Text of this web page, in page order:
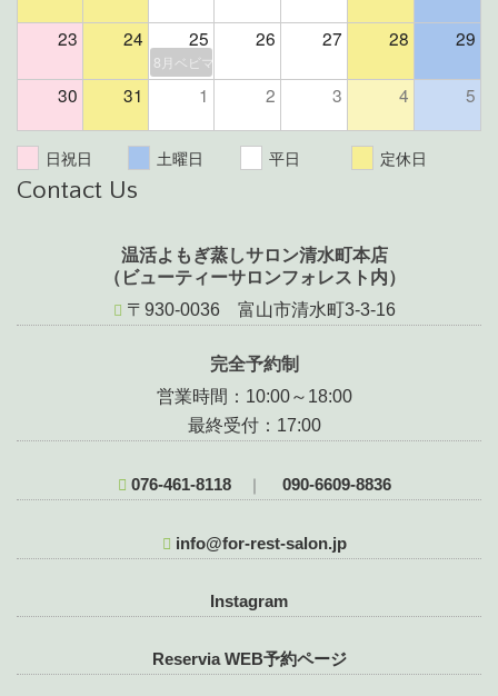
23 24 25 26 27 28 29
8月ベビマ＆よもぎ蒸しイベント（残席２組様）
30 31 1 2 3 4 5
日祝日 土曜日 平日 定休日
Contact Us
温活よもぎ蒸しサロン清水町本店
（ビューティーサロンフォレスト内）
〒930-0036 富山市清水町3-3-16
完全予約制
営業時間：10:00～18:00
最終受付：17:00
076-461-8118 ｜ 090-6609-8836
info@for-rest-salon.jp
Instagram
Reservia WEB予約ページ